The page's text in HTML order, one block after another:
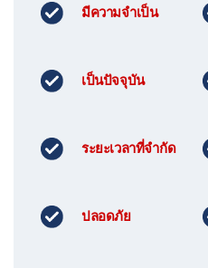
มีความจำเป็น
เป็นปัจจุบัน
ระยะเวลาที่จำกัด
ปลอดภัย